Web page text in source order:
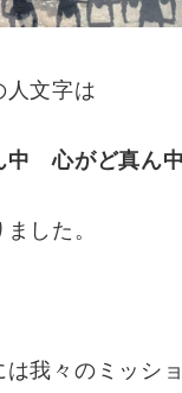
人文字は
中 心がど真ん
した。
は我々のミッシ